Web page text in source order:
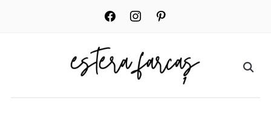
facebook instagrampinterest